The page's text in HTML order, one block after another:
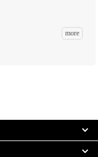
more